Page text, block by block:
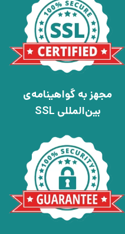
مجهز به گواهینامه‌ی
بین‌المللی SSL